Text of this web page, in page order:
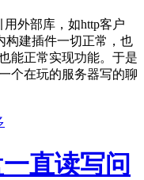
外部库，如http客户
构建插件一切正常，也
能正常实现功能。于是
个在玩的服务器写的聊
直读写问